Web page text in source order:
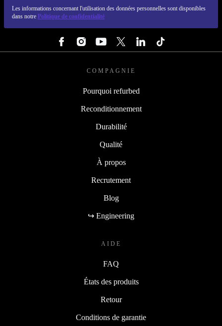
Les informations concernant l'utilisation des données personnelles sont disponibles
dans notre Politique de confidentialité
COMPAGNIE
Pourquoi refurbed
Reconditionnement
Durabilité
Qualité
À propos
Recrutement
Blog
↪ Engineering
AIDE
FAQ
États des produits
Retour
Conditions de garantie